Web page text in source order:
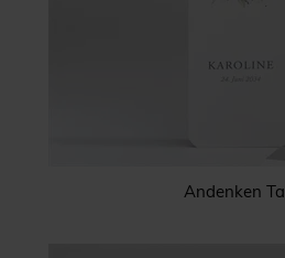
Andenken